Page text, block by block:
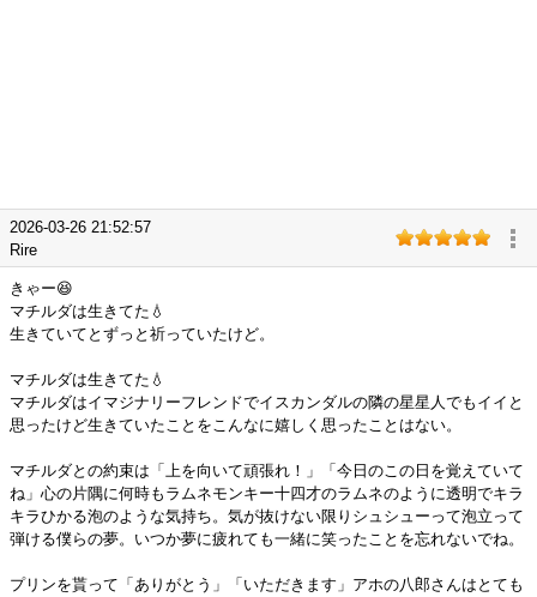
2026-03-26 21:52:57
Rire
きゃー😆
マチルダは生きてた💧
生きていてとずっと祈っていたけど。
マチルダは生きてた💧
マチルダはイマジナリーフレンドでイスカンダルの隣の星星人でもイイと
思ったけど生きていたことをこんなに嬉しく思ったことはない。
マチルダとの約束は「上を向いて頑張れ！」「今日のこの日を覚えていて
ね」心の片隅に何時もラムネモンキー十四才のラムネのように透明でキラ
キラひかる泡のような気持ち。気が抜けない限りシュシューって泡立って
弾ける僕らの夢。いつか夢に疲れても一緒に笑ったことを忘れないでね。
プリンを貰って「ありがとう」「いただきます」アホの八郎さんはとても